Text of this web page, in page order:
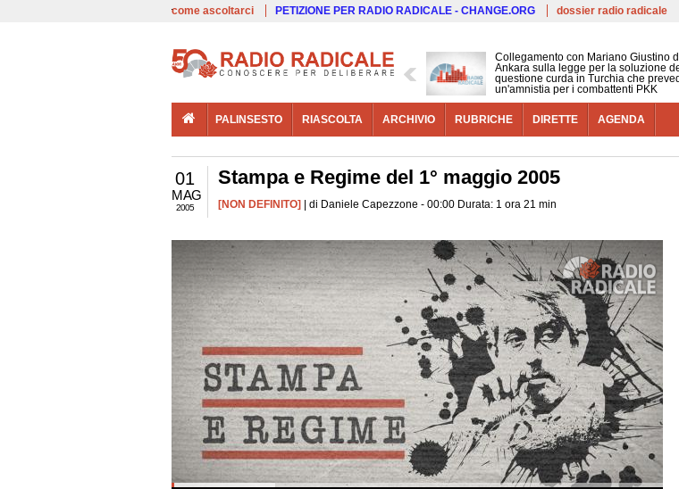
Salta al
come ascoltarci PETIZIONE PER RADIO RADICALE - CHANGE.ORG dossier radio radicale
Collegamento con Mariano Giustino
Ankara sulla legge per la soluzione
questione curda in Turchia che
un'amnistia per i combattenti PKK
PALINSESTO RIASCOLTA ARCHIVIO RUBRICHE DIRETTE AGENDA
01
MAG
2005
Stampa e Regime del 1° maggio 2005
[NON DEFINITO] | di Daniele Capezzone - 00:00 Durata: 1 ora 21 min